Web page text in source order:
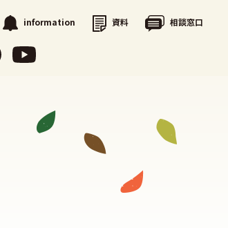
information 資料 相談窓口